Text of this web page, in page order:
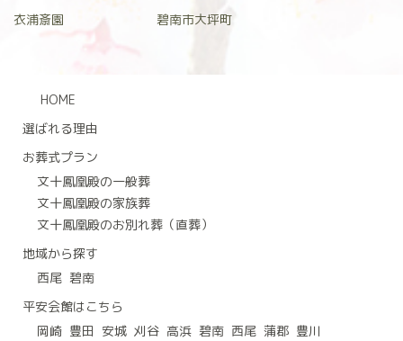
衣浦斎園
碧南市大坪町
HOME
選ばれる理由
お葬式プラン
文十鳳凰殿の一般葬
文十鳳凰殿の家族葬
文十鳳凰殿のお別れ葬（直葬）
地域から探す
西尾 碧南
平安会館はこちら
岡崎 豊田 安城 刈谷 高浜 碧南 西尾 蒲郡 豊川